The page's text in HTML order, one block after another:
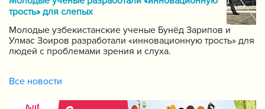
Республики Узбекистан.
трость» для слепых
Молодые узбекистанские ученые Бунёд Зарипов и
Улмас Зоиров разработали «инновационную трость» для
людей с проблемами зрения и слуха.
Все новости